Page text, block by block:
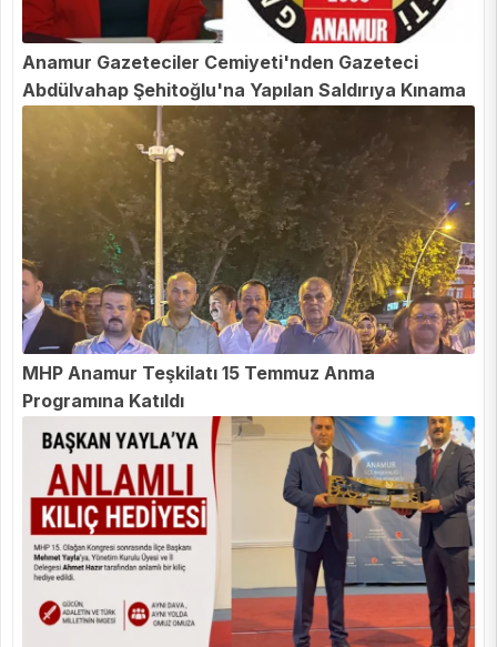
Anamur Gazeteciler Cemiyeti'nden Gazeteci
Abdülvahap Şehitoğlu'na Yapılan Saldırıya Kınama
MHP Anamur Teşkilatı 15 Temmuz Anma
Programına Katıldı